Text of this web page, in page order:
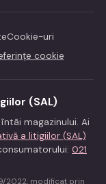
Cookie-uri
cookie
(SAL)
magazinului. Ai
a litigiilor (SAL)
021
2022, modificat prin